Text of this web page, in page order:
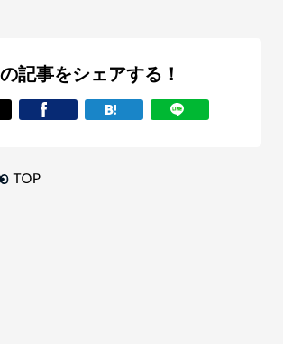
記事をシェアする！